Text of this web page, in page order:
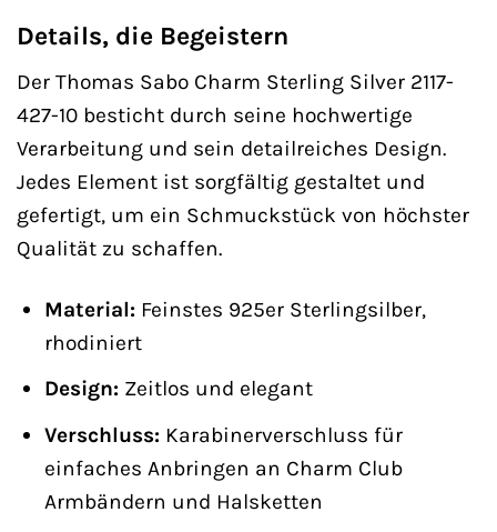
Details, die Begeistern
Der Thomas Sabo Charm Sterling Silver 2117-
427-10 besticht durch seine hochwertige
Verarbeitung und sein detailreiches Design.
Jedes Element ist sorgfältig gestaltet und
gefertigt, um ein Schmuckstück von höchster
Qualität zu schaffen.
Material:Feinstes 925er Sterlingsilber,
rhodiniert
Design:Zeitlos und elegant
Verschluss:Karabinerverschluss für
einfaches Anbringen an Charm Club
Armbändern und Halsketten